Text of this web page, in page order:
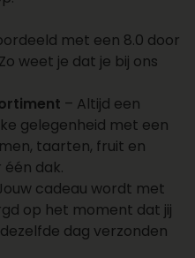
later een cadeau laten
je cadeaus vooruit
de juiste datum bij je
rest. Wil je een groot
Onze sales
je cadeaus, offertes,
aanvragen. Maak
een offerte aan of
salesteam voor
van een cadeau.
88 of via
met een 8.0 door
weet je dat je bij ons
– Altijd een
gelegenheid met een
taarten, fruit en
dak.
cadeau wordt met
op het moment dat jij
dag verzonden